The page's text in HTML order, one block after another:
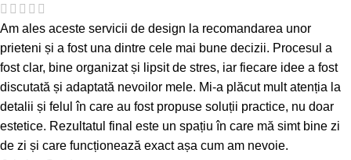
Am ales aceste servicii de design la recomandarea unor
prieteni și a fost una dintre cele mai bune decizii. Procesul a
fost clar, bine organizat și lipsit de stres, iar fiecare idee a fost
discutată și adaptată nevoilor mele. Mi-a plăcut mult atenția la
detalii și felul în care au fost propuse soluții practice, nu doar
estetice. Rezultatul final este un spațiu în care mă simt bine zi
de zi și care funcționează exact așa cum am nevoie.